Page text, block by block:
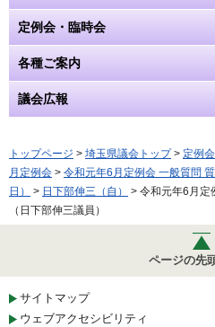
定例会・臨時会
各種ご案内
議会広報
トップページ > 埼玉県議会トップ> 定例
月定例会 > 令和元年6月定例会 一般質問
日）
> 日下部伸三（自）
> 令和元年6月定
（日下部伸三議員）
ページの先
サイトマップ
ウェブアクセシビリティ